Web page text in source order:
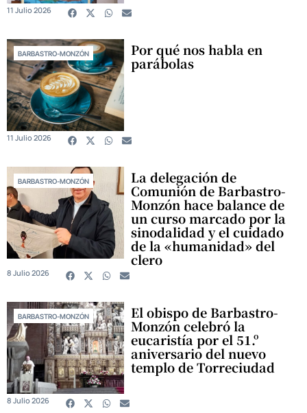
11 Julio 2026
BARBASTRO-MONZÓN Por qué nos habla en
parábolas
11 Julio 2026
BARBASTRO-MONZÓN La delegación de
Comunión de Barbastro-
Monzón hace balance de
un curso marcado por la
sinodalidad y el cuidado
de la «humanidad» del
clero
8 Julio 2026
BARBASTRO-MONZÓN El obispo de Barbastro-
Monzón celebró la
eucaristía por el 51.º
aniversario del nuevo
templo de Torreciudad
8 Julio 2026